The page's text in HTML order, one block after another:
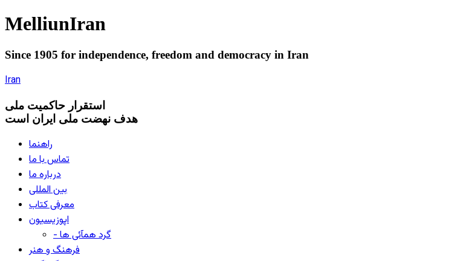
MelliunIran
Since 1905 for independence, freedom and democracy in Iran
Iran
استقرار حاکميت ملی
هدف نهضت ملی ایران است
راهنما
تماس با ما
درباره ما
بین المللی
معرفی کتاب
اپوزیسیون
- گرد همآئی ها
فرهنگ و هنر